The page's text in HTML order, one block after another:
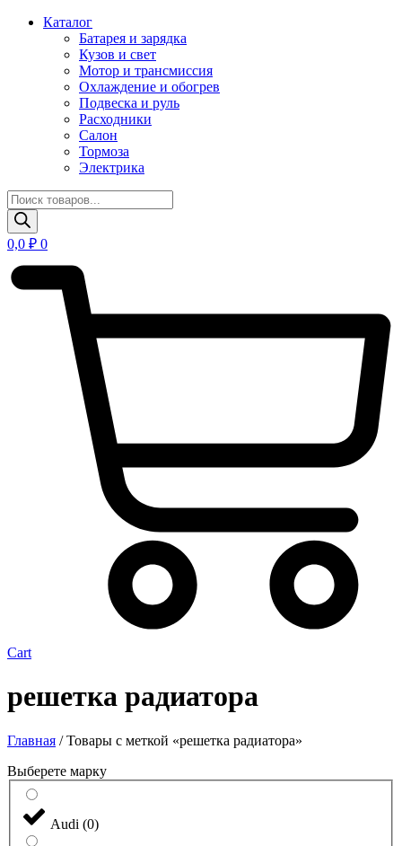
Каталог
Батарея и зарядка
Кузов и свет
Мотор и трансмиссия
Охлаждение и обогрев
Подвеска и руль
Расходники
Салон
Тормоза
Электрика
Поиск
товаров
0,0 ₽ 0
Cart
решетка радиатора
Главная / Товары с меткой «решетка радиатора»
Выберете марку
Audi (0)